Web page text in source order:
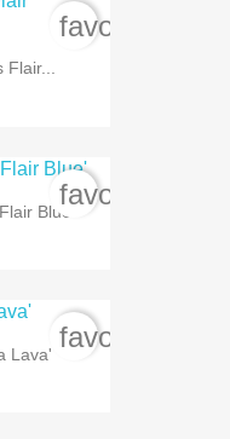
Flair...
Blue'
Lava'